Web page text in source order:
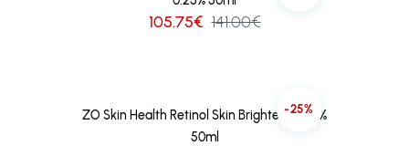
105.75€ 141.00€
-25%
ZO Skin Health Retinol Skin Brightener 0.5%
50ml